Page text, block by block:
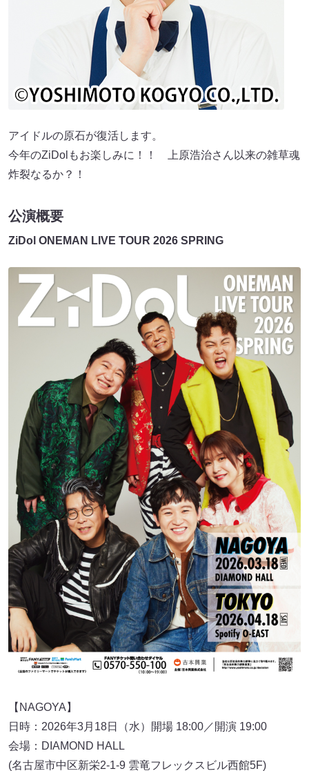
アイドルの原石が復活します。
今年のZiDolもお楽しみに！！ 上原浩治さん以来の雑草魂
炸裂なるか？！
公演概要
ZiDol ONEMAN LIVE TOUR 2026 SPRING
【NAGOYA】
日時：2026年3月18日（水）開場 18:00／開演 19:00
会場：DIAMOND HALL
(名古屋市中区新栄2-1-9 雲竜フレックスビル西館5F)